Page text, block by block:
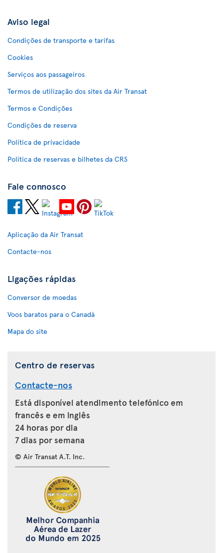
Aviso legal
Condições de transporte e tarifas
Cookies
Serviços aos passageiros
Termos de utilização dos sites da Air Transat
Termos e Condições
Condições de reserva
Política de privacidade
Política de reservas e bilhetes da CRS
Fale connosco
Aplicação da Air Transat
Contacte-nos
Ligações rápidas
Conversor de moedas
Voos baratos para o Canadá
Mapa do site
Centro de reservas
Contacte-nos
Está disponível atendimento telefónico em
francês e em inglês
24 horas por dia
7 dias por semana
© Air Transat A.T. Inc.